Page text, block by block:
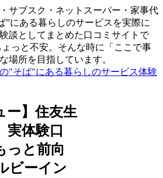
サブスク・ネットスーパー・家事代
”にある暮らしのサービスを実際に
談としてまとめた口コミサイトで
っと不安。そんな時に「ここで事
場所を目指しています。
"そば"にある暮らしのサービス体験
ー】住友生
実体験口
っと前向
ビーイン